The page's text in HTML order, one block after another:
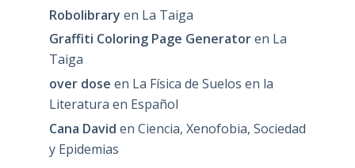
Robolibrary en La Taiga
Graffiti Coloring Page Generatoren La
Taiga
over dose en La Física de Suelos en la
Literatura en Español
Cana David en Ciencia, Xenofobia, Sociedad
y Epidemias